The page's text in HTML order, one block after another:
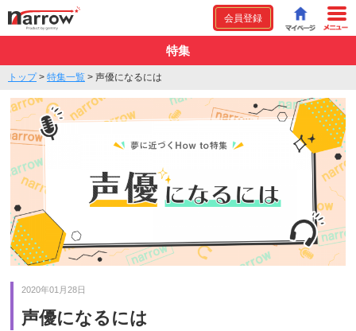
会員登録
特集
トップ> 特集一覧 > 声優になるには
2020年01月28日
声優になるには